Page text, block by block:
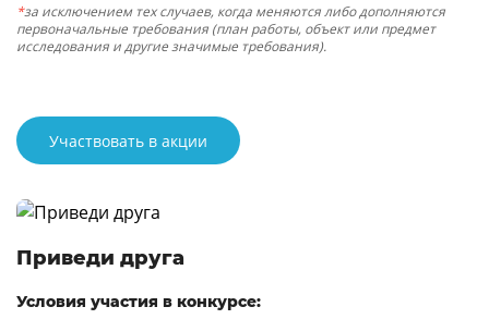
*за исключением тех случаев, когда меняются либо дополняются
первоначальные требования (план работы, объект или предмет
исследования и другие значимые требования).
Участвовать в акции
Приведи друга
Условия участия в конкурсе: